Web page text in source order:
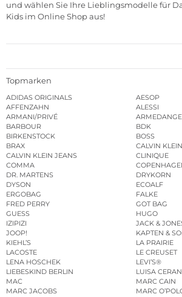
und wählen Sie Ihre Lieblingsmodelle für
Kids im Online Shop aus!
Topmarken
ADIDAS ORIGINALS
AESOP
AFFENZAHN
ALESSI
ARMANI/PRIVÉ
BARBOUR
BDK
BIRKENSTOCK
BOSS
BRAX
CALVIN KLEIN
CALVIN KLEIN JEANS
CLINIQUE
COMMA
DR. MARTENS
DRYKORN
DYSON
ECOALF
ERGOBAG
FALKE
FRED PERRY
GOT BAG
GUESS
HUGO
IZIPIZI
JACK &
JOOP!
KAPTEN &
KIEHL’S
LA PRAIRIE
LACOSTE
LE CREUSET
LENA HOSCHEK
LEVI’S®
LIEBESKIND BERLIN
LUISA
MAC
MARC CAIN
MARC JACOBS
MARC